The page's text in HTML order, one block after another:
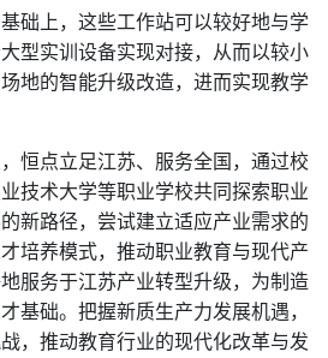
础上，这些工作站可以较好地与学
型实训设备实现对接，从而以较小
地的智能升级改造，进而实现教学
恒点立足江苏、服务全国，通过校
技术大学等职业学校共同探索职业
新路径，尝试建立适应产业需求的
培养模式，推动职业教育与现代产
服务于江苏产业转型升级，为制造
基础。把握新质生产力发展机遇，
，推动教育行业的现代化改革与发